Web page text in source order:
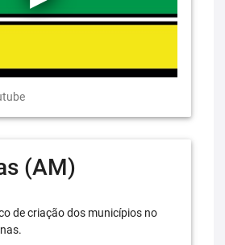
(AM)
de criação dos municípios no